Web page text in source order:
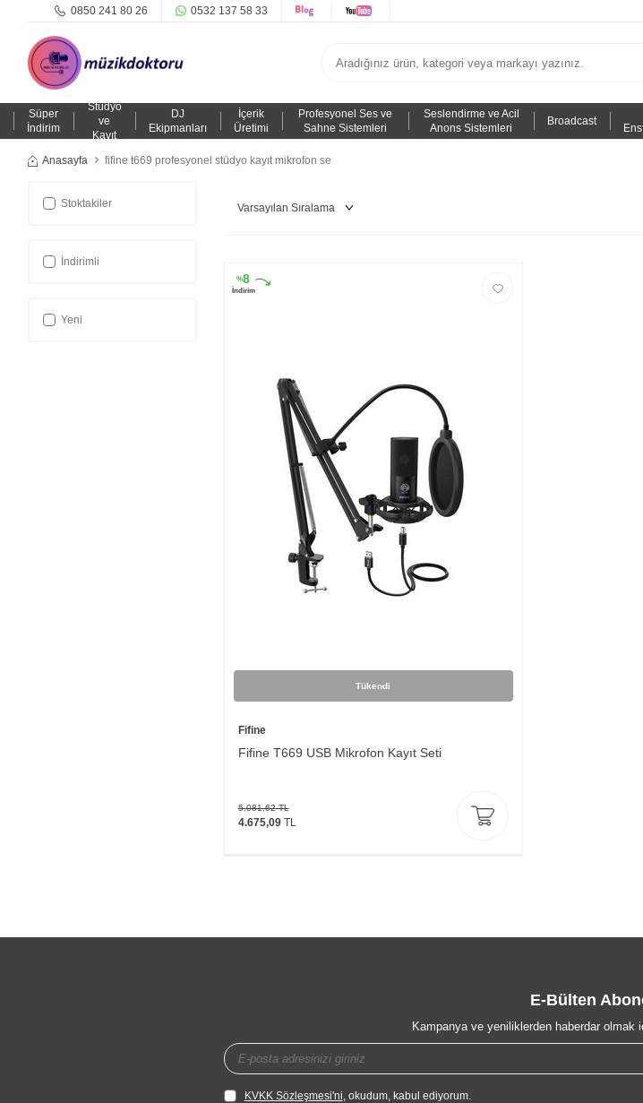
0850 241 80 26 0532 137 58 33
Süper
İndirim
Stüdyo
ve
Kayıt
DJ
Ekipmanları
İçerik
Üretimi
Profesyonel Ses ve
Sahne Sistemleri
Seslendirme ve Acil
Anons Sistemleri
Broadcast
Anasayfa
fifine t669 profesyonel stüdyo kayıt mikrofon se
Stoktakiler
İndirimli
Yeni
%8
İndirim
Tükendi
Fifine
Fifine T669 USB Mikrofon Kayıt Seti
5.081,62TL
4.675,09TL
E-Bülten
Kampanya ve yeniliklerden haberdar olmak
KVKK Sözleşmesi'ni , okudum, kabul ediyorum.